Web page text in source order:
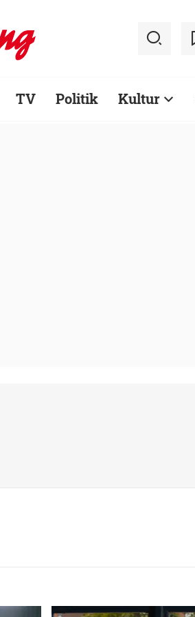
TV Politik Kultur